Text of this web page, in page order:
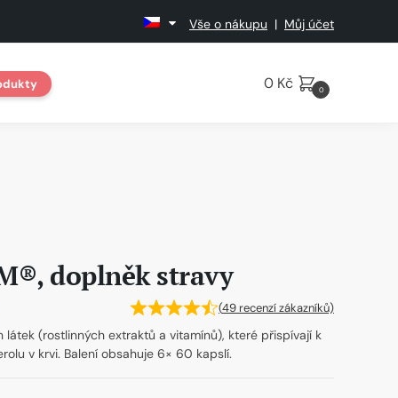
Vše o nákupu | Můj účet
0 Kč 0
doplněk stravy
(49recenzí zákazníků)
látek (rostlinných extraktů a vitamínů), které přispívají k
v krvi. Balení obsahuje 6× 60 kapslí.